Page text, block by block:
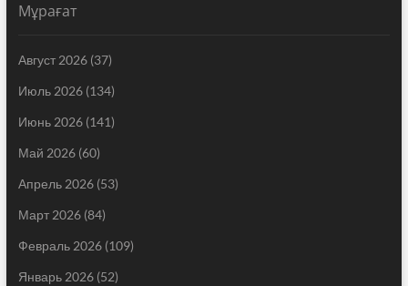
Мұрағат
Август 2026(37)
Июль 2026(134)
Июнь 2026(141)
Май 2026(60)
Апрель 2026(53)
Март 2026(84)
Февраль 2026(109)
Январь 2026(52)